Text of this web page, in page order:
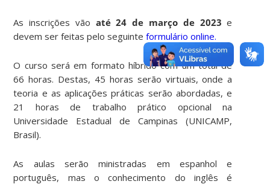
As inscrições vão até 24 de março de 2023 e
devem ser feitas pelo seguinteformulário online.
O curso será em formato híbrido com um total de
66 horas. Destas, 45 horas serão virtuais, onde a
teoria e as aplicações práticas serão abordadas, e
21 horas de trabalho prático opcional na
Universidade Estadual de Campinas (UNICAMP,
Brasil).
As aulas serão ministradas em espanhol e
português, mas o conhecimento do inglês é